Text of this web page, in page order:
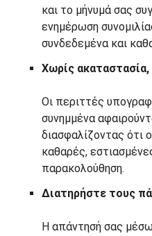
και το μήνυμά σας
ενημέρωση
συνδεδεμένα και
Χωρίς ακαταστασία,
Οι περιττές
συνημμένα
διασφαλίζοντας ότι
καθαρές,
παρακολούθηση.
Διατηρήστε τους
Η απάντησή σας